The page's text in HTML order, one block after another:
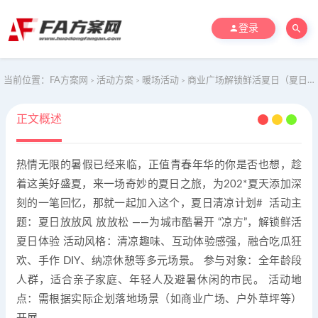
登录
当前位置： FA方案网 > 活动方案 > 暖场活动 > 商业广场解锁鲜活夏日（夏日放放风 放放松主题）活动策划方案-48P
正文概述
热情无限的暑假已经来临，正值青春年华的你是否也想，趁
着这美好盛夏，来一场奇妙的夏日之旅，为202*夏天添加深
刻的一笔回忆，那就一起加入这个，夏日清凉计划# 活动主
题：夏日放放风 放放松 ——为城市酷暑开 “凉方”，解锁鲜活
夏日体验 活动风格：清凉趣味、互动体验感强，融合吃瓜狂
欢、手作 DIY、纳凉休憩等多元场景。 参与对象：全年龄段
人群，适合亲子家庭、年轻人及避暑休闲的市民。 活动地
点：需根据实际企划落地场景（如商业广场、户外草坪等）